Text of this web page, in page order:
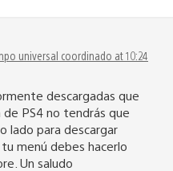
universal coordinado at 10:24
descargadas que
PS4 no tendrás que
lado para descargar
menú debes hacerlo
Un saludo